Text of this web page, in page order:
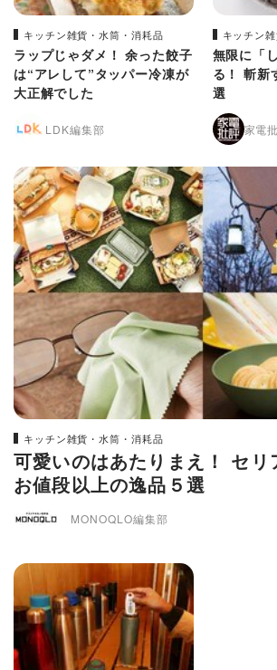
キッチン雑貨・水筒・消耗品
ラップじゃダメ！ 余った餃子
は“アレして”タッパー冷凍が
大正解でした
LDK編集部
キッチン
無限に「
る！ 斬新
選
家電
キッチン雑貨・水筒・消耗品
可愛いのはあたりまえ！ セリ
お値段以上の逸品５選
MONOQLO編集部